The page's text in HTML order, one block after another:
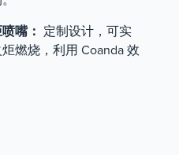
嘴： 定制设计，可实
燃烧，利用 Coanda 效